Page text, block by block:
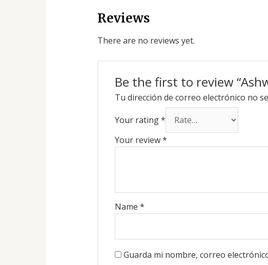
Reviews
There are no reviews yet.
Be the first to review
Tu dirección de correo electrónico no
Your rating*
Your review*
Name *
Guarda mi nombre, correo